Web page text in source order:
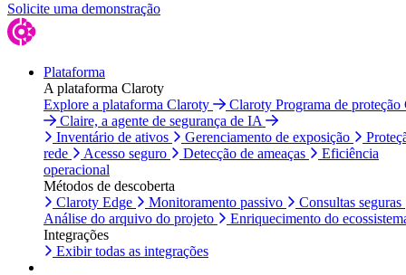
Solicite uma demonstração
Plataforma
A plataforma Claroty
Explore a plataforma Claroty
Claroty Programa de proteção
Claire, a agente de segurança de IA
Inventário de ativos
Gerenciamento de exposição
rede
Acesso seguro Detecção de ameaças
Eficiência
operacional
Métodos de descoberta
Claroty Edge
Monitoramento passivo
Consultas seguras
Análise do arquivo do projeto
Enriquecimento do
Integrações
Exibir todas as integrações